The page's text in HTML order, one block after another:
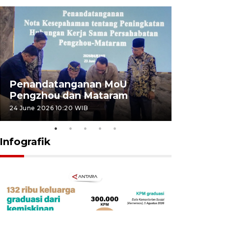
Penandatanganan MoU
Pengzhou dan Mataram
24 June 2026 10:20 WIB
Infografik